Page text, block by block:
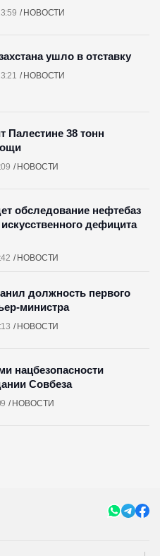
НОВОСТИ
НОВОСТИ
ушло в отставку
НОВОСТИ
Палестине 38 тонн
НОВОСТИ
обследование нефтебаз
дефицита
НОВОСТИ
должность первого
министра
НОВОСТИ
нацбезопасности
Совбеза